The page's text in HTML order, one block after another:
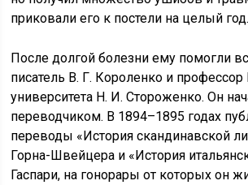
приковали его к постели на целый год.
После долгой болезни ему помогли
писатель В. Г. Короленко и
университета Н. И. Стороженко. Он
переводчиком. В 1894–1895 годах
переводы «История скандинавской
Горна-Швейцера и «История
Гаспари, на гонорары от которых он